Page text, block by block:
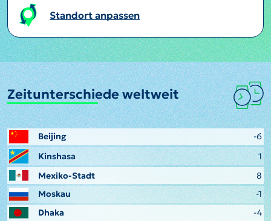
Standort anpassen
Zeitunterschiede weltweit
Beijing
-6
Kinshasa
1
Mexiko-Stadt
8
Moskau
-1
Dhaka
-4